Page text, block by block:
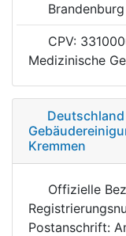
Brandenburg
CPV:
Medizinische
Kremmen
Offizielle
Postanschrift: